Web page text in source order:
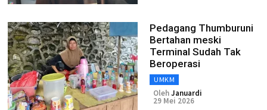
Pedagang Thumburuni
Bertahan meski
Terminal Sudah Tak
Beroperasi
UMKM
OlehJanuardi
29 Mei 2026